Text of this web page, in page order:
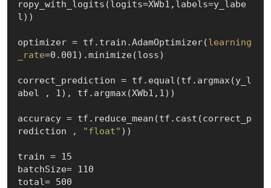
ropy_with_logits(logits=XWb1,labels=y_labe
l))
optimizer = tf.train.AdamOptimizer(learning
_rate=0.001).minimize(loss)
correct_prediction = tf.equal(tf.argmax(y_l
abel , 1), tf.argmax(XWb1,1))
accuracy = tf.reduce_mean(tf.cast(correct_p
rediction ,
"float" ))
train = 15
batchSize= 110
total= 500